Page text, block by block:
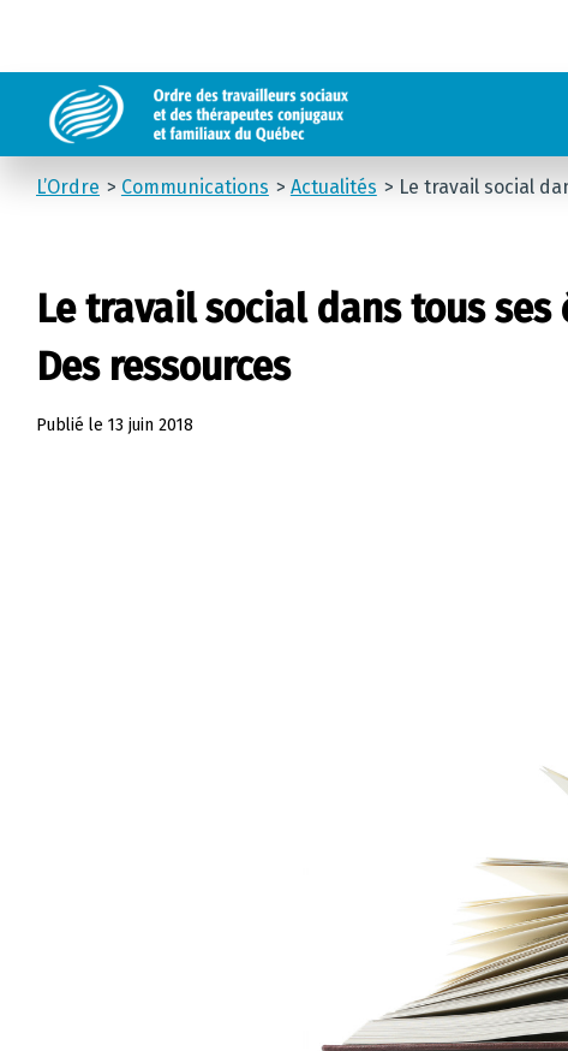
L’Ordre Communications Actualités Le travail social
Le travail social dans tous
Des ressources
Publié le 13 juin 2018